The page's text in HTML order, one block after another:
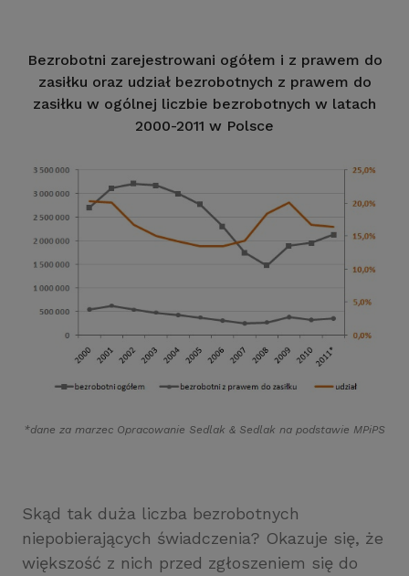
Bezrobotni zarejestrowani ogółem i z prawem do
zasiłku oraz udział bezrobotnych z prawem do
zasiłku w ogólnej liczbie bezrobotnych w latach
2000-2011 w Polsce
*dane za marzec Opracowanie Sedlak & Sedlak na podstawie MPiPS
Skąd tak duża liczba bezrobotnych
niepobierających świadczenia? Okazuje się, że
większość z nich przed zgłoszeniem się do